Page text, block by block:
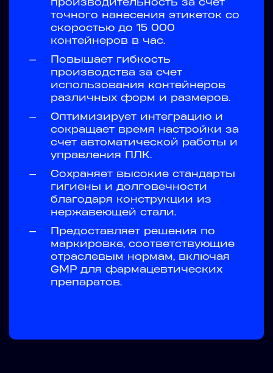
точного нанесения этикеток со
скоростью до 15 000
контейнеров в час.
—
Повышает гибкость
производства за счет
использования контейнеров
различных форм и размеров.
—
Оптимизирует интеграцию и
сокращает время настройки за
счет автоматической работы и
управления ПЛК.
—
Сохраняет высокие стандарты
гигиены и долговечности
благодаря конструкции из
нержавеющей стали.
—
Предоставляет решения по
маркировке, соответствующие
отраслевым нормам, включая
GMP для фармацевтических
препаратов.